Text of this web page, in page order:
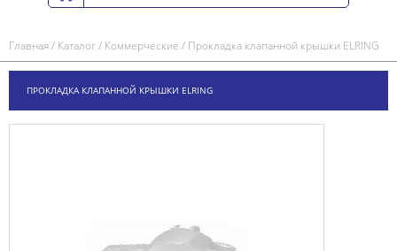
Главная/ Каталог/ Коммерческие / Прокладка клапанной крышки ELRING
ПРОКЛАДКА КЛАПАННОЙ КРЫШКИ ELRING